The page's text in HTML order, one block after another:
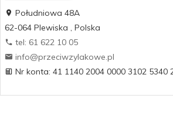
Południowa 48A
62-064 Plewiska , Polska
tel: 61 622 10 05
Nr konta: 41 1140 2004 0000 3102 5340
info@przeciwzylakowe.pl